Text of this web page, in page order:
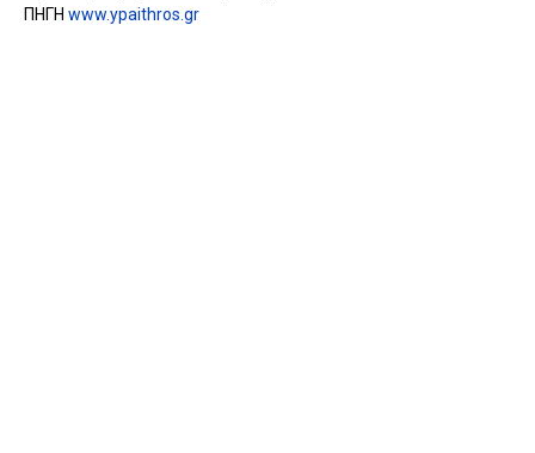
ΠΗΓΗ www.ypaithros.gr